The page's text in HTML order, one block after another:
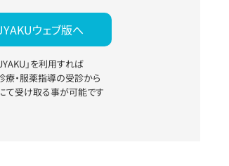
ウェブ版へ
」を利用すれば
療・服薬指導の受診から
て受け取る事が可能です